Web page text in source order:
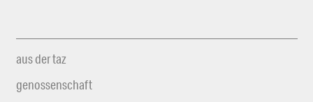
aus der taz
genossenschaft